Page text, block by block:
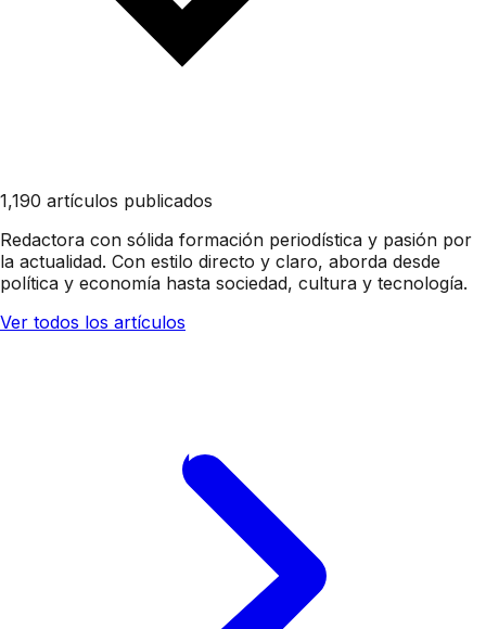
1,190 artículos publicados
Redactora con sólida formación periodística y pasión por
la actualidad. Con estilo directo y claro, aborda desde
política y economía hasta sociedad, cultura y tecnología.
Ver todos los artículos